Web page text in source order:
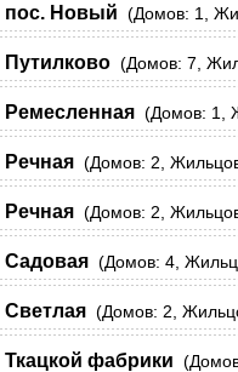
пос. Новый (Домов: 1,
Путилково (Домов: 7,
Ремесленная (Домов: 1,
Речная (Домов: 2,
Речная (Домов: 2,
Садовая (Домов: 4,
Светлая (Домов: 2,
Ткацкой фабрики